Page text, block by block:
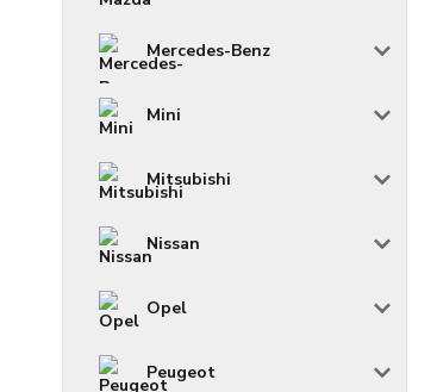
Mercedes-Benz
Mini
Mitsubishi
Nissan
Opel
Peugeot